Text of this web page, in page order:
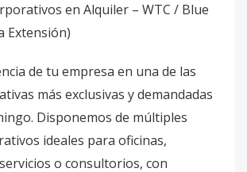
en Alquiler – WTC / Blue
Extensión)
de tu empresa en una de las
más exclusivas y demandadas
Disponemos de múltiples
ideales para oficinas,
o consultorios, con